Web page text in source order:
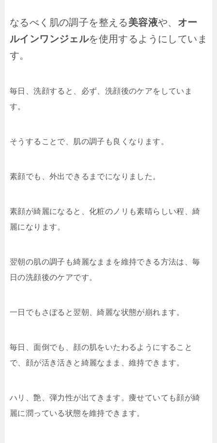
なるべく肌の調子を整える美容液や、 オー
ルインワンジェルを使用するようにしていま
す。
毎日、洗顔すると、必ず、洗顔後のケアをしていま
す。
そうすることで、肌の調子も良くなります。
素顔でも、外出できるまでになりました。
素顔が綺麗になると、化粧のノリも素晴らしい程、綺
麗になります。
翌朝の肌の調子も綺麗なままを維持できる方法は、毎
日の洗顔後のケアです。
一日でもさぼると翌朝、綺麗な状態が崩れます。
毎日、面倒でも、顔の肌をいたわるようにすること
で、顔が活き活きと綺麗なまま、維持できます。
ハリ、艶、弾力性が出てきます。痩せていても顔が綺
麗に潤っている状態を維持できます。